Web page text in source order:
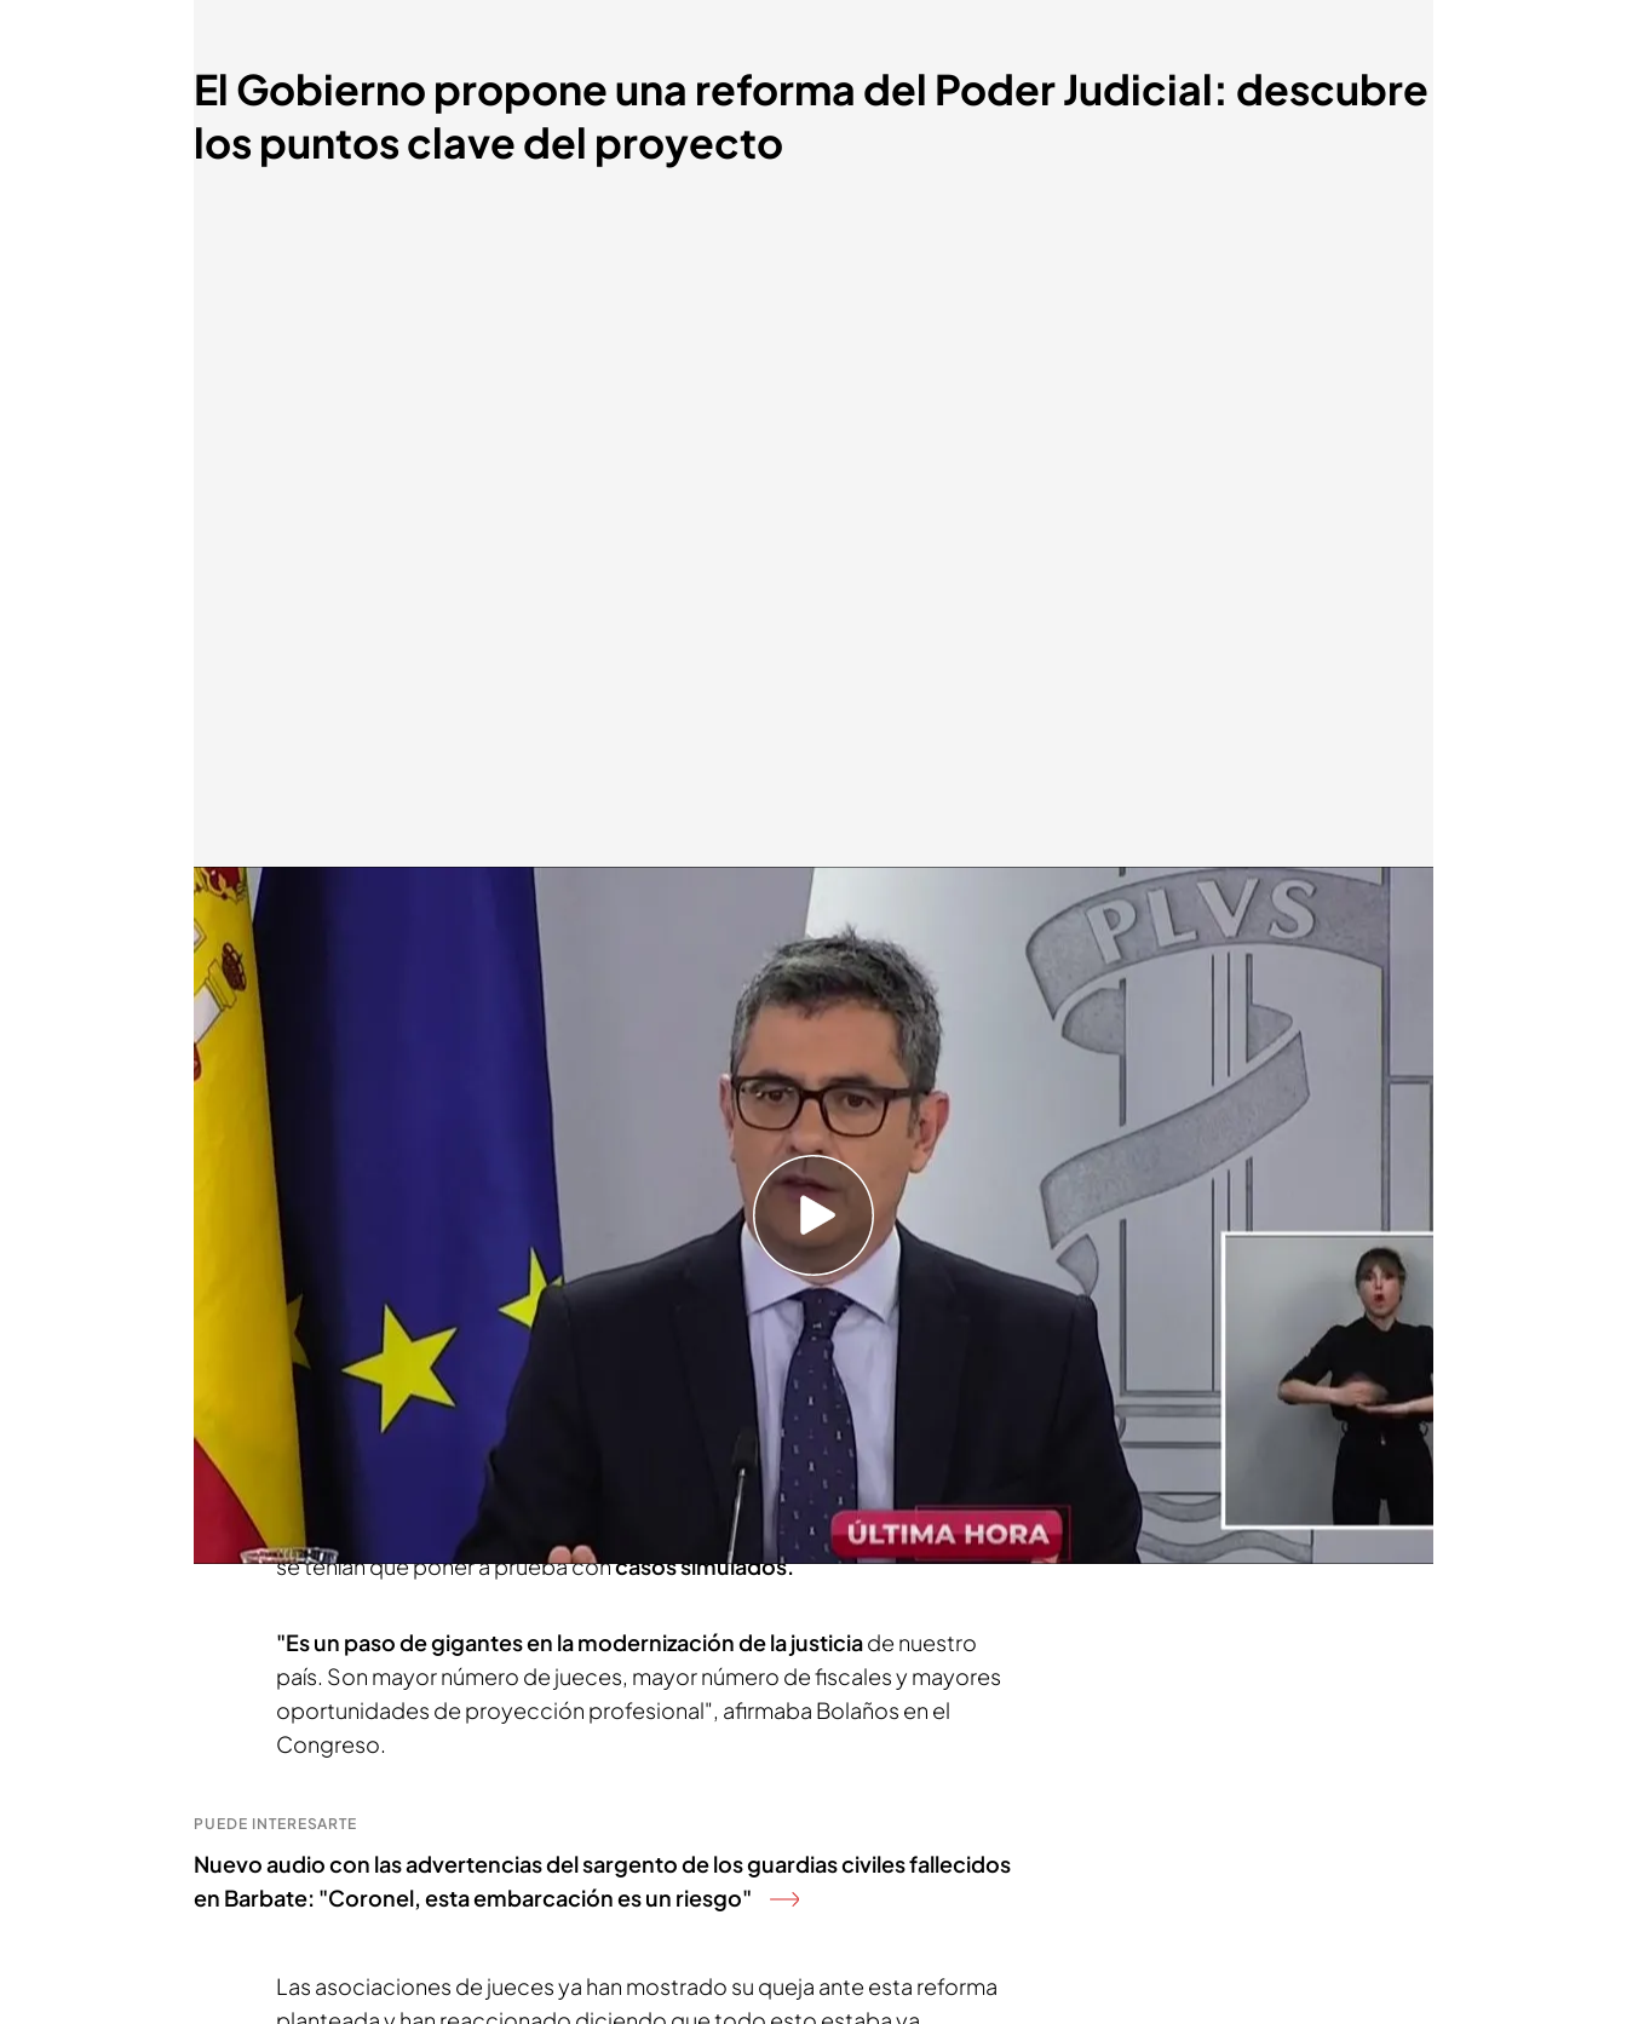
El Gobierno propone una reforma del Poder Judicial: descubre
los puntos clave del proyecto
Félix Bolaños, ministro de presidencia del Gobierno de España
Así es el nuevo ante proyecto de ley para la reforma del poder judicial
¿En qué se basan las claves de esta reforma? ¿Cuál es el objetivo del
Analizamos al detalle los gestos del hermano de Sánchez ante el juez:
"Estaba muy nervioso y poco preparado"
Compartir
Un anteproyecto de ley pretende reformar por primera vez en
acceso a la carrera judicial y fiscal. El propio ministro
Félix Bolaños
algunas pistas y señalaba que
la prueba oral iba a tener menos pesoy que
se iba a hacer una
prueba por escrito
donde los futuros jueces y fiscales
se tenían que poner a prueba concasos simulados.
"Es un paso de gigantes en la modernización de la justiciade nuestro
país. Son mayor número de jueces, mayor número de fiscales y mayores
oportunidades de proyección profesional", afirmaba Bolaños en el
Congreso.
PUEDE INTERESARTE
Nuevo audio con las advertencias del sargento de los guardias civiles fallecidos
en Barbate: "Coronel, esta embarcación es un riesgo"
Las asociaciones de jueces ya han mostrado su queja ante esta reforma